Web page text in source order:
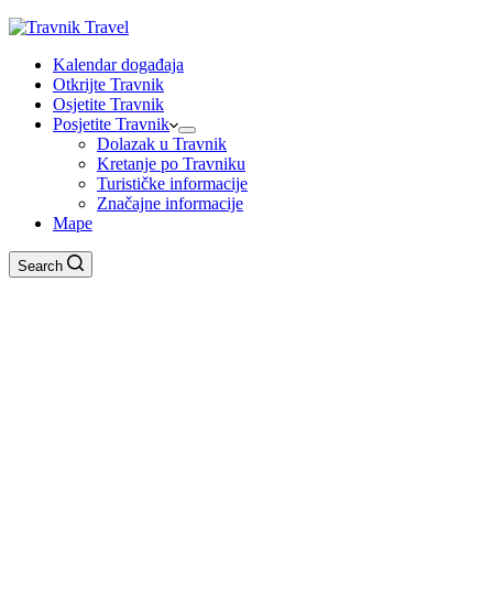
Kalendar događaja
Otkrijte Travnik
Osjetite Travnik
Posjetite Travnik
Dolazak u Travnik
Kretanje po Travniku
Turističke informacije
Značajne informacije
Mape
Search